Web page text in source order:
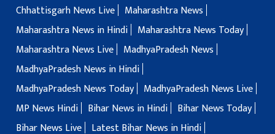
Chhattisgarh News Live
Maharashtra News
Maharashtra News in Hindi
Maharashtra News Today
Maharashtra News Live
MadhyaPradesh News
MadhyaPradesh News in Hindi
MadhyaPradesh News Today
MadhyaPradesh News Live
MP News Hindi
Bihar News in Hindi
Bihar News Today
Bihar News Live
Latest Bihar News in Hindi